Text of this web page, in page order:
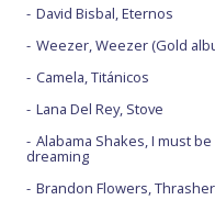
David Bisbal, Eternos
Weezer, Weezer (Gold
Camela, Titánicos
Lana Del Rey, Stove
Alabama Shakes, I must be
dreaming
Brandon Flowers, Thrasher